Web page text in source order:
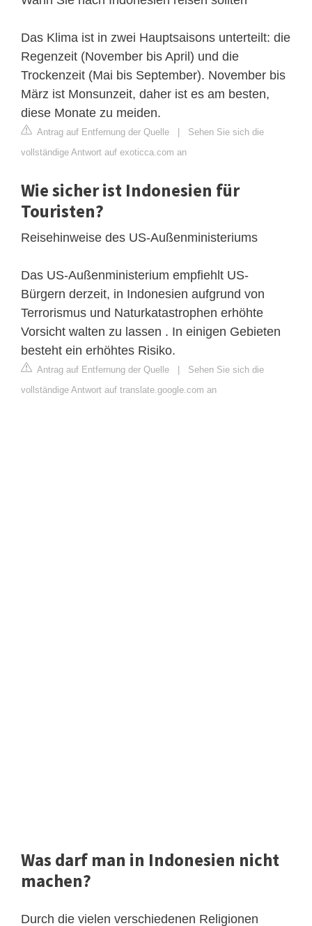
Das Klima ist in zwei Hauptsaisons unterteilt: die
Regenzeit (November bis April) und die
Trockenzeit (Mai bis September). November bis
März ist Monsunzeit, daher ist es am besten,
diese Monate zu meiden.
Antrag auf Entfernung der Quelle | Sehen Sie sich die
vollständige Antwort auf exoticca.com an
Wie sicher ist Indonesien für
Touristen?
Reisehinweise des US-Außenministeriums
Das US-Außenministerium empfiehlt US-
Bürgern derzeit, in Indonesien aufgrund von
Terrorismus und Naturkatastrophen erhöhte
Vorsicht walten zu lassen . In einigen Gebieten
besteht ein erhöhtes Risiko.
Antrag auf Entfernung der Quelle | Sehen Sie sich die
vollständige Antwort auf translate.google.com an
Was darf man in Indonesien nicht
machen?
Durch die vielen verschiedenen Religionen